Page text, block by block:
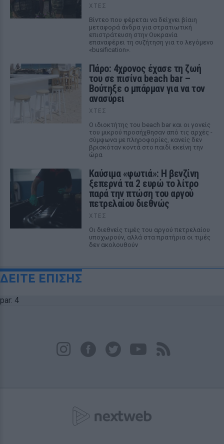
ΧΤΕΣ
Βίντεο που φέρεται να δείχνει βίαιη
μεταφορά άνδρα για στρατιωτική
επιστράτευση στην Ουκρανία
επαναφέρει τη συζήτηση για το λεγόμενο
«busification».
Πάρο: 4χρονος έχασε τη ζωή
του σε πισίνα beach bar –
Βούτηξε ο μπάρμαν για να τον
ανασύρει
ΧΤΕΣ
Ο ιδιοκτήτης του beach bar και οι γονείς
του μικρού προσήχθησαν από τις αρχές -
σύμφωνα με πληροφορίες, κανείς δεν
βρισκόταν κοντά στο παιδί εκείνη την
ώρα
Καύσιμα «φωτιά»: Η βενζίνη
ξεπερνά τα 2 ευρώ το λίτρο
παρά την πτώση του αργού
πετρελαίου διεθνώς
ΧΤΕΣ
Οι διεθνείς τιμές του αργού πετρελαίου
υποχωρούν, αλλά στα πρατήρια οι τιμές
δεν ακολουθούν
ΔΕΙΤΕ ΕΠΙΣΗΣ
par: 4